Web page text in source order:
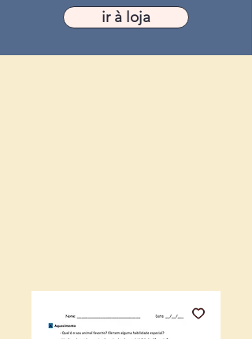
ir à loja